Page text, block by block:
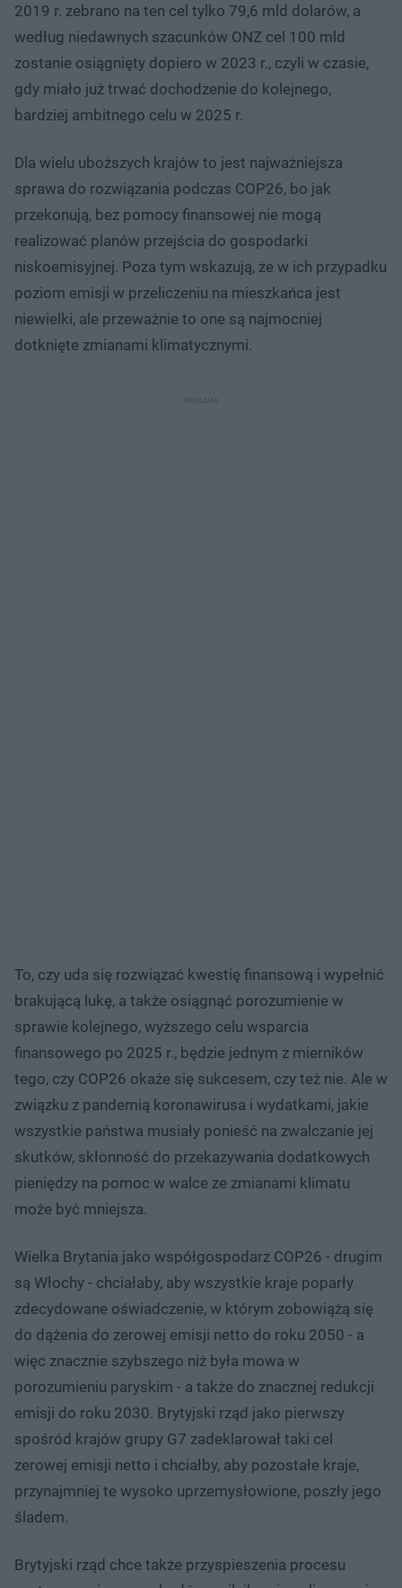
2019 r. zebrano na ten cel tylko 79,6 mld dolarów, a
według niedawnych szacunków ONZ cel 100 mld
zostanie osiągnięty dopiero w 2023 r., czyli w czasie,
gdy miało już trwać dochodzenie do kolejnego,
bardziej ambitnego celu w 2025 r.
Dla wielu uboższych krajów to jest najważniejsza
sprawa do rozwiązania podczas COP26, bo jak
przekonują, bez pomocy finansowej nie mogą
realizować planów przejścia do gospodarki
niskoemisyjnej. Poza tym wskazują, że w ich przypadku
poziom emisji w przeliczeniu na mieszkańca jest
niewielki, ale przeważnie to one są najmocniej
dotknięte zmianami klimatycznymi.
To, czy uda się rozwiązać kwestię finansową i wypełnić
brakującą lukę, a także osiągnąć porozumienie w
sprawie kolejnego, wyższego celu wsparcia
finansowego po 2025 r., będzie jednym z mierników
tego, czy COP26 okaże się sukcesem, czy też nie. Ale w
związku z pandemią koronawirusa i wydatkami, jakie
wszystkie państwa musiały ponieść na zwalczanie jej
skutków, skłonność do przekazywania dodatkowych
pieniędzy na pomoc w walce ze zmianami klimatu
może być mniejsza.
Wielka Brytania jako współgospodarz COP26 - drugim
są Włochy - chciałaby, aby wszystkie kraje poparły
zdecydowane oświadczenie, w którym zobowiążą się
do dążenia do zerowej emisji netto do roku 2050 - a
więc znacznie szybszego niż była mowa w
porozumieniu paryskim - a także do znacznej redukcji
emisji do roku 2030. Brytyjski rząd jako pierwszy
spośród krajów grupy G7 zadeklarował taki cel
zerowej emisji netto i chciałby, aby pozostałe kraje,
przynajmniej te wysoko uprzemysłowione, poszły jego
śladem.
Brytyjski rząd chce także przyspieszenia procesu